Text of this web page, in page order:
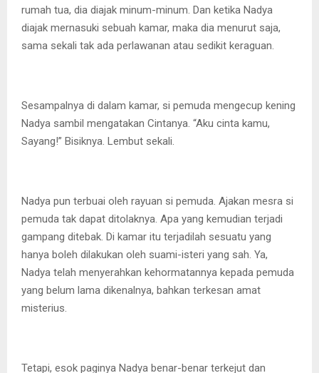
rumah tua, dia diajak minum-minum. Dan ketika Nadya
diajak mernasuki sebuah kamar, maka dia menurut saja,
sama sekali tak ada perlawanan atau sedikit keraguan.
Sesampalnya di dalam kamar, si pemuda mengecup kening
Nadya sambil mengatakan Cintanya. “Aku cinta kamu,
Sayang!” Bisiknya. Lembut sekali.
Nadya pun terbuai oleh rayuan si pemuda. Ajakan mesra si
pemuda tak dapat ditolaknya. Apa yang kemudian terjadi
gampang ditebak. Di kamar itu terjadilah sesuatu yang
hanya boleh dilakukan oleh suami-isteri yang sah. Ya,
Nadya telah menyerahkan kehormatannya kepada pemuda
yang belum lama dikenalnya, bahkan terkesan amat
misterius.
Tetapi, esok paginya Nadya benar-benar terkejut dan